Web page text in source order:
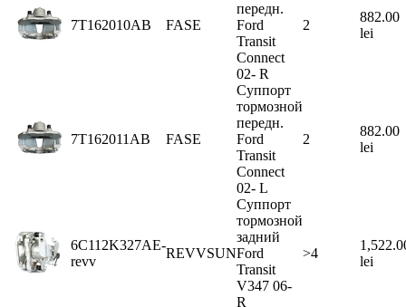
7T162010AB FASE
передн.
Ford
Transit
Connect
02- R
2
882.00
lei
7T162011AB FASE
Суппорт
тормозной
передн.
Ford
Transit
Connect
02- L
2
882.00
lei
6C112K327AE-
revv
REVVSUN
Суппорт
тормозной
задний
Ford
Transit
V347 06-
R
>4
lei